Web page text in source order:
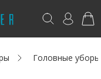
Головные уборы